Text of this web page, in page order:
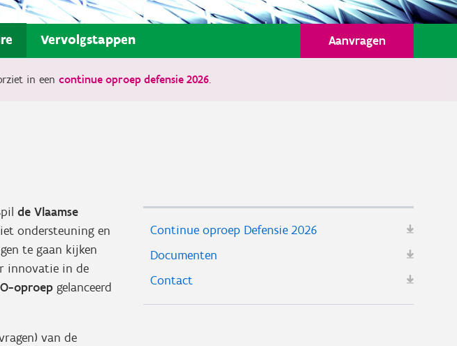
Vervolgstappen Aanvragen
in een continue oproep defensie 2026
de Vlaamse
ondersteuning en
te gaan kijken
innovatie in de
oproep gelanceerd
van de
Continue oproep Defensie 2026
Documenten
Contact